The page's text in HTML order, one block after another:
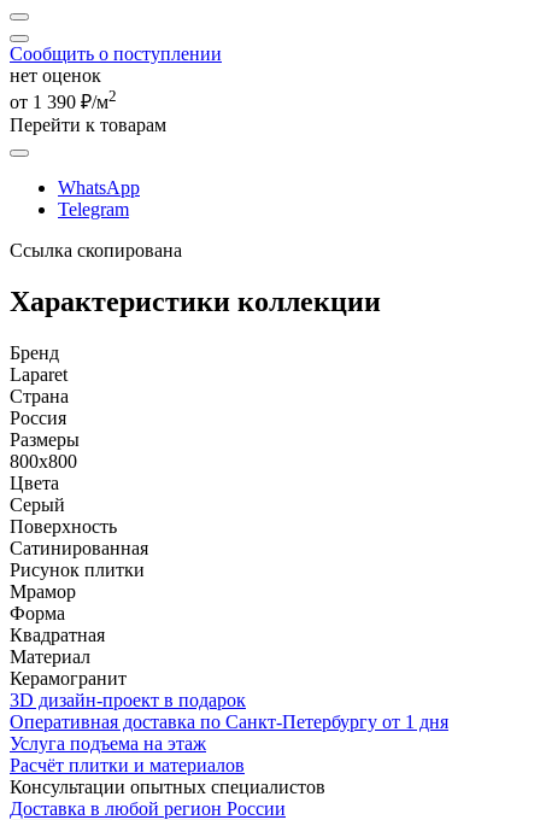
Сообщить о поступлении
нет оценок
от 1 390 ₽/м2
Перейти к товарам
WhatsApp
Telegram
Ссылка скопирована
Характеристики коллекции
Бренд
Laparet
Страна
Россия
Размеры
800x800
Цвета
Серый
Поверхность
Сатинированная
Рисунок плитки
Мрамор
Форма
Квадратная
Материал
Керамогранит
3D дизайн-проект в подарок
Оперативная доставка по Санкт-Петербургу от 1 дня
Услуга подъема на этаж
Расчёт плитки и материалов
Консультации опытных специалистов
Доставка в любой регион России